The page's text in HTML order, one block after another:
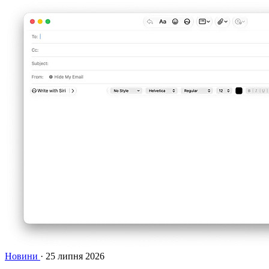
Новини · 25 липня 2026